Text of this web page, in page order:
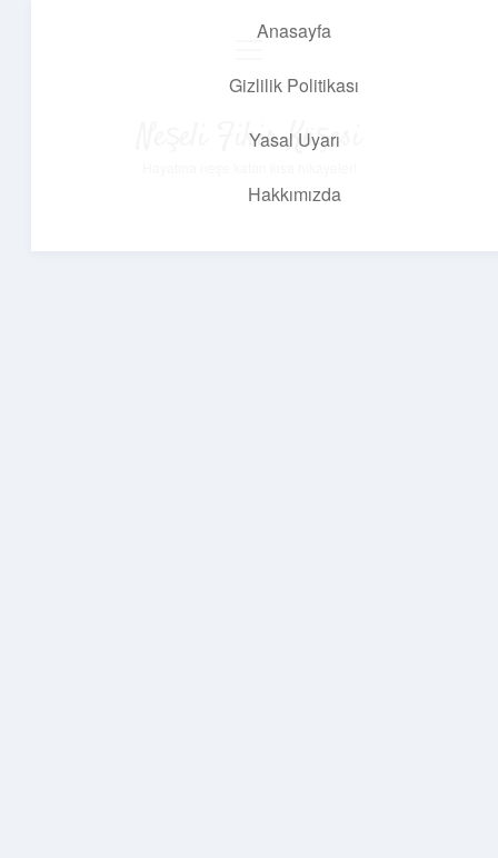
Anasayfa
Gizlilik Politikası
Yasal Uyarı
Hakkımızda
Neşeli Fikir Köşesi